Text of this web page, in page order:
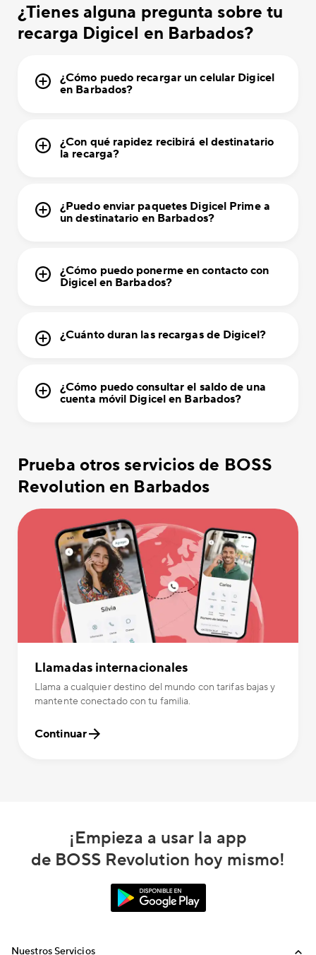
¿Tienes alguna pregunta sobre tu
recarga Digicel en Barbados?
¿Cómo puedo recargar un celular Digicel
en Barbados?
¿Con qué rapidez recibirá el destinatario
la recarga?
¿Puedo enviar paquetes Digicel Prime a
un destinatario en Barbados?
¿Cómo puedo ponerme en contacto con
Digicel en Barbados?
¿Cuánto duran las recargas de Digicel?
¿Cómo puedo consultar el saldo de una
cuenta móvil Digicel en Barbados?
Prueba otros servicios de BOSS
Revolution en Barbados
Llamadas internacionales
Llama a cualquier destino del mundo con tarifas bajas y
mantente conectado con tu familia.
Continuar
¡Empieza a usar la app
de BOSS Revolution hoy mismo!
Nuestros Servicios